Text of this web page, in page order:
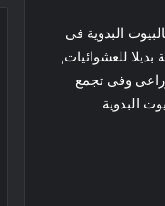
البدوية فى
للعشوائيات,
200 بيت و5 أفدنة للاستصلاح الزراعى وفى تجمع
البيوت البدوية